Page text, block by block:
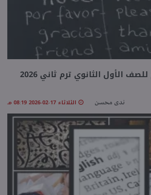
إجابات كتاب جيم للصف الأول الثانوي ترم ثاني 2026
ندى محسن الثلاثاء 17-02-2026 08:19 مـ